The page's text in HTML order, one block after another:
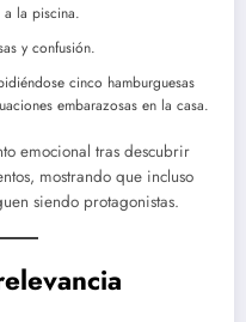
a la piscina.
y confusión.
cinco hamburguesas
embarazosas en la casa.
emocional tras descubrir
mostrando que incluso
siendo protagonistas.